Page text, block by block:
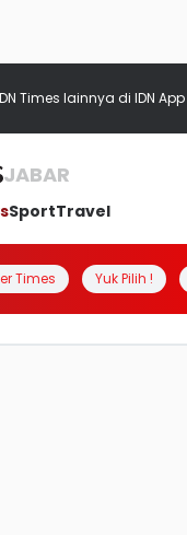
Times lainnya di IDN App
JABAR
SportTravel
Times Yuk Pilih !